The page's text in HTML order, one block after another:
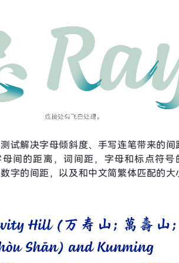
试解决字母倾斜度、手写连笔带来的间
间的距离，词间距，字母和标点符号
字的间距，以及和中文简繁体匹配的大